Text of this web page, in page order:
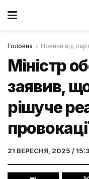
Головна Новини від
Міністр
заявив,
рішуче
21 ВЕРЕСНЯ, 2025 /